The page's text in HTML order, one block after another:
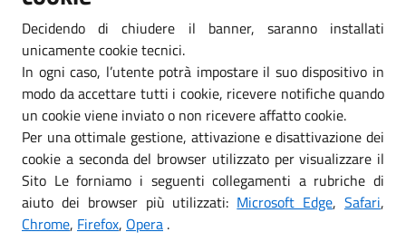
Decidendo di chiudere il banner, saranno installati
unicamente cookie tecnici.
In ogni caso, l’utente potrà impostare il suo dispositivo in
modo da accettare tutti i cookie, ricevere notifiche quando
un cookie viene inviato o non ricevere affatto cookie.
Per una ottimale gestione, attivazione e disattivazione dei
cookie a seconda del browser utilizzato per visualizzare il
Sito Le forniamo i seguenti collegamenti a rubriche di
aiuto dei browser più utilizzati: Microsoft Edge,Safari,
Chrome, Firefox, Opera .